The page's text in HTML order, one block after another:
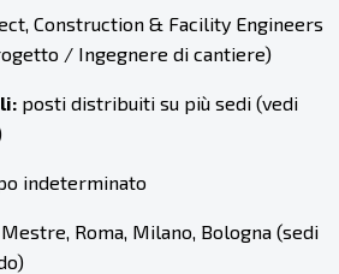
Construction & Facility Engineers
/ Ingegnere di cantiere)
posti distribuiti su più sedi (vedi
indeterminato
Mestre, Roma, Milano, Bologna (sedi